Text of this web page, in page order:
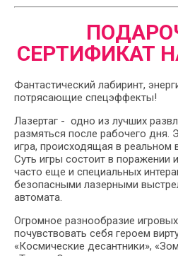
СЕРТИФИКАТ
Фантастический лабиринт,
потрясающие спецэффекты!
Лазертаг - одно из лучших
размяться после рабочего дня.
игра, происходящая в реальном
Суть игры состоит в поражении
часто еще и специальных
безопасными лазерными
автомата.
Огромное разнообразие
почувствовать себя героем
«Космические десантники»,